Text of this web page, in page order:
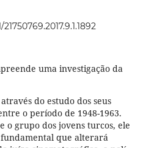
uma investigação da
do estudo dos seus
o perí­odo de 1948-1963.
o grupo dos jovens turcos, ele
que alterará